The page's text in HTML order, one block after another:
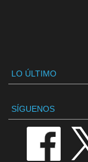
LO ÚLTIMO
SÍGUENOS